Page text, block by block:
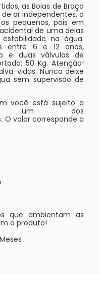
as Boias de Braço
ar independentes, o
pequenos, pois em
de uma delas
na água.
entre 6 e 12 anos,
e duas válvulas de
50 Kg. Atenção!
vidas. Nunca deixe
sem supervisão de
você está sujeito a
um dos
O valor corresponde a
que ambientam as
o produto!